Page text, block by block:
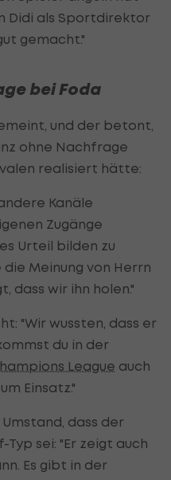
Didi als Sportdirektor
gemacht."
bei Foda
und der betont,
ohne Nachfrage
realisiert hätte:
Kanäle
Zugänge
Urteil bilden zu
Meinung von Herrn
dass wir ihn holen."
"Wir wussten, dass er
du in der
League auch
Einsatz."
dass der
sei: "Er zeigt auch
Es gibt in der